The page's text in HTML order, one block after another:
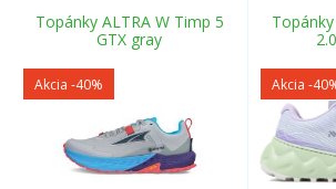
Topánky ALTRA W Timp 5
GTX gray
Akcia -40% Akcia -